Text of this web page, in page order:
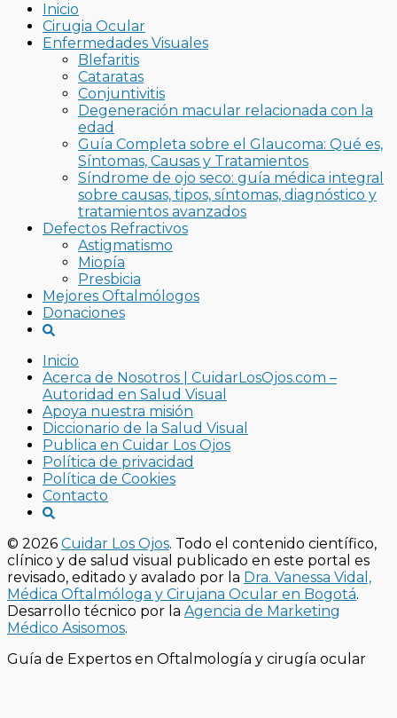
Inicio
Cirugia Ocular
Enfermedades Visuales
Blefaritis
Cataratas
Conjuntivitis
Degeneración macular relacionada con la
edad
Guía Completa sobre el Glaucoma: Qué es,
Síntomas, Causas y Tratamientos
Síndrome de ojo seco: guía médica integral
sobre causas, tipos, síntomas, diagnóstico y
tratamientos avanzados
Defectos Refractivos
Astigmatismo
Miopía
Presbicia
Mejores Oftalmólogos
Donaciones
Inicio
Acerca de Nosotros | CuidarLosOjos.com –
Autoridad en Salud Visual
Apoya nuestra misión
Diccionario de la Salud Visual
Publica en Cuidar Los Ojos
Política de privacidad
Política de Cookies
Contacto
© 2026 Cuidar Los Ojos. Todo el contenido científico,
clínico y de salud visual publicado en este portal es
revisado, editado y avalado por la Dra. Vanessa Vidal,
Médica Oftalmóloga y Cirujana Ocular en Bogotá.
Desarrollo técnico por la Agencia de Marketing
Médico Asisomos.
Guía de Expertos en Oftalmología y cirugía ocular